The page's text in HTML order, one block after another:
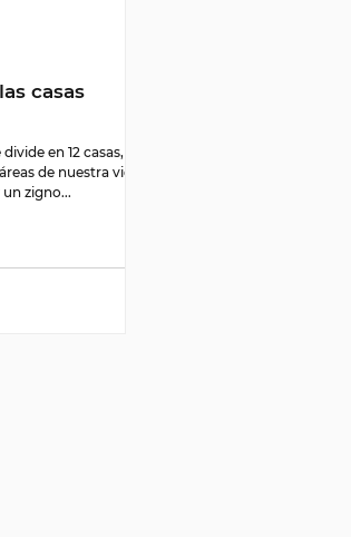
casas
en 12 casas, las
de nuestra vida​.
zigno...